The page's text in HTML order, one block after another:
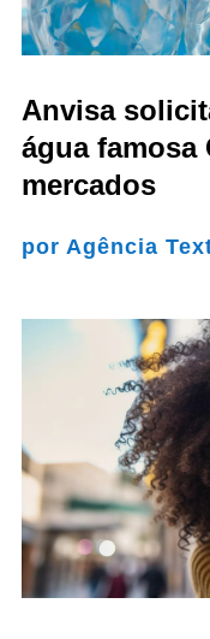
Anvisa
água famosa
mercados
por Agência